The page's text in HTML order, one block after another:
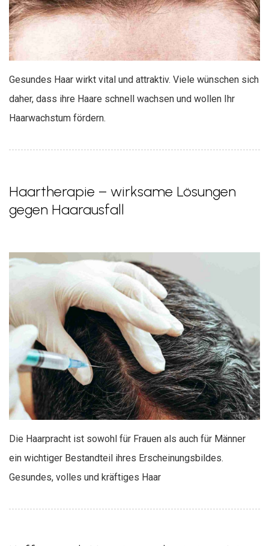
Gesundes Haar wirkt vital und attraktiv. Viele wünschen sich
daher, dass ihre Haare schnell wachsen und wollen Ihr
Haarwachstum fördern.
Haartherapie – wirksame Lösungen
gegen Haarausfall
Die Haarpracht ist sowohl für Frauen als auch für Männer
ein wichtiger Bestandteil ihres Erscheinungsbildes.
Gesundes, volles und kräftiges Haar